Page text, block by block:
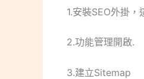
1.安裝SEO外掛
2.功能管理開啟.
3.建立Sitemap